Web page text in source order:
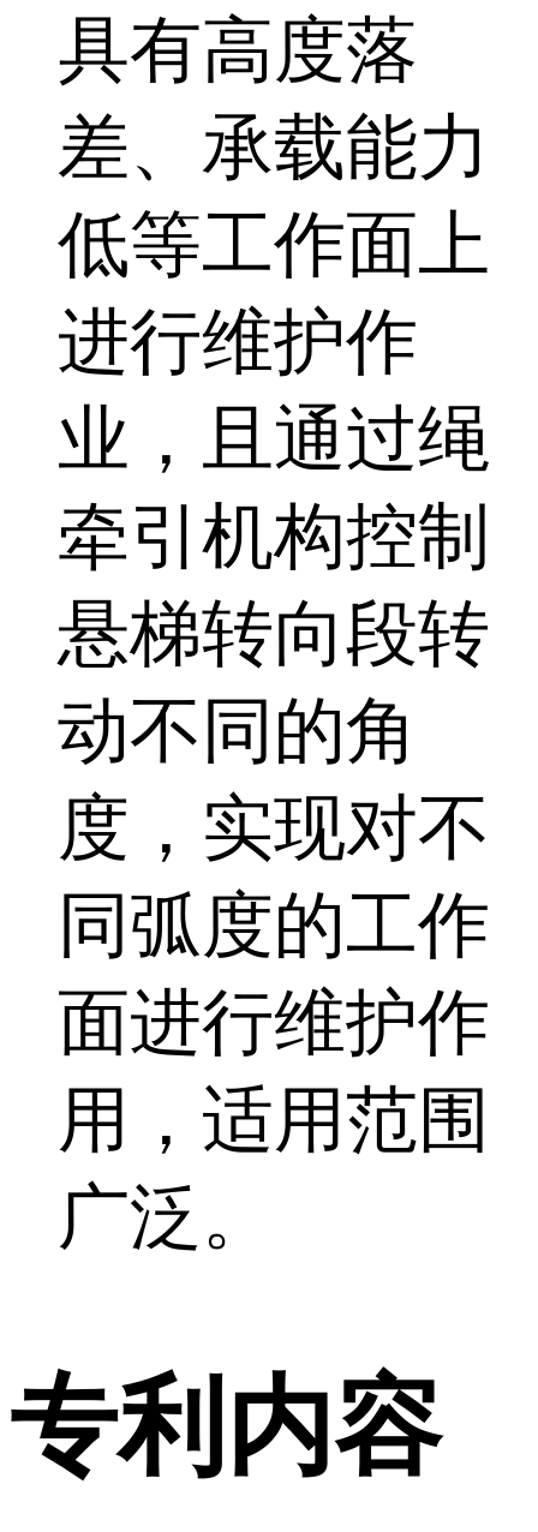
具有高度落
差、承载能力
低等工作面上
进行维护作
业，且通过绳
牵引机构控制
悬梯转向段转
动不同的角
度，实现对不
同弧度的工作
面进行维护作
用，适用范围
广泛。
专利内容